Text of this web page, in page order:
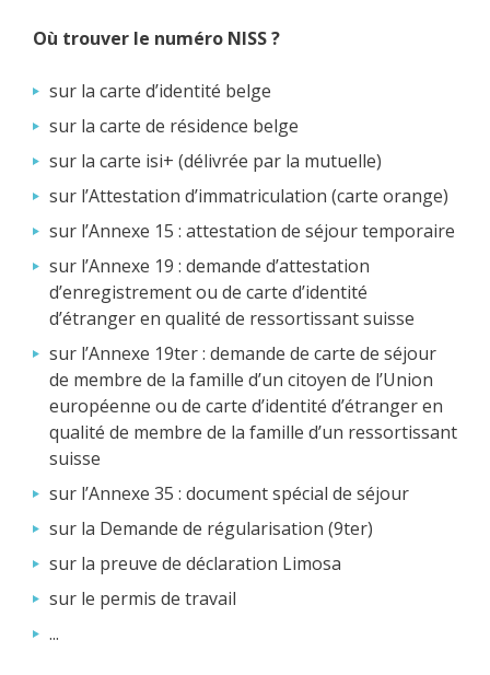
Où trouver le numéro NISS ?
sur la carte d’identité belge
sur la carte de résidence belge
sur la carte isi+ (délivrée par la mutuelle)
sur l’Attestation d’immatriculation (carte orange)
sur l’Annexe 15 : attestation de séjour temporaire
sur l’Annexe 19 : demande d’attestation
d’enregistrement ou de carte d’identité
d’étranger en qualité de ressortissant suisse
sur l’Annexe 19ter : demande de carte de séjour
de membre de la famille d’un citoyen de l’Union
européenne ou de carte d’identité d’étranger en
qualité de membre de la famille d’un ressortissant
suisse
sur l’Annexe 35 : document spécial de séjour
sur la Demande de régularisation (9ter)
sur la preuve de déclaration Limosa
sur le permis de travail
...